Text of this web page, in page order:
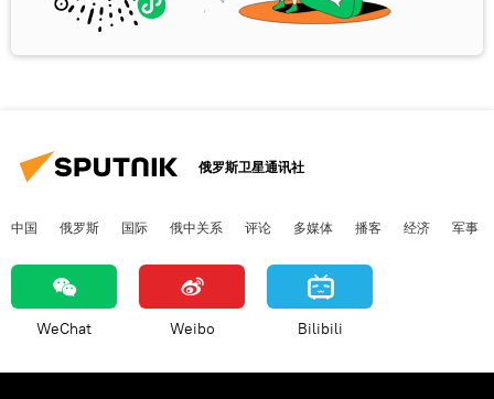
俄罗斯卫星通讯社
中国 俄罗斯 国际 俄中关系 评论 多媒体 播客 经济 军事
WeChat Weibo Bilibili